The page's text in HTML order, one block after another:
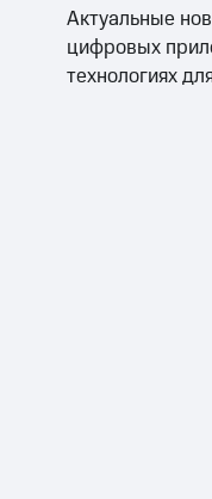
Актуальные
цифровых
технологиях